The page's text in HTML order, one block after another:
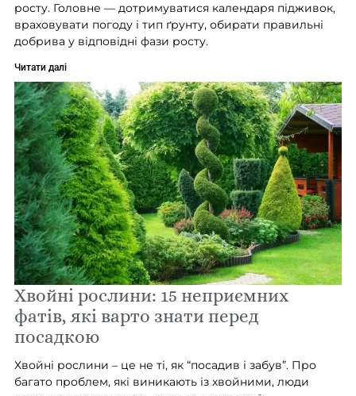
росту. Головне — дотримуватися календаря підживок,
враховувати погоду і тип ґрунту, обирати правильні
добрива у відповідні фази росту.
Читати далі
Хвойні рослини: 15 неприємних
фатів, які варто знати перед
посадкою
Хвойні рослини – це не ті, як “посадив і забув”. Про
багато проблем, які виникають із хвойними, люди